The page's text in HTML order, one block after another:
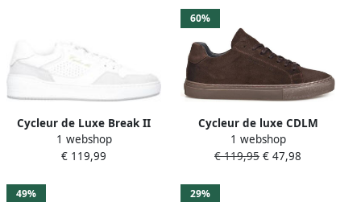
Cycleur de Luxe Break II
leren sneakers wit
1 webshop
€ 119,99
60%
Cycleur de luxe CDLM
242230_50-50
Veterschoenen
1 webshop
€ 119,95 € 47,98
49% 29%